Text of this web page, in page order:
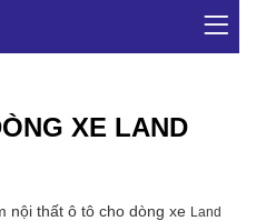
XE LAND
nội thất ô tô cho dòng xe Land